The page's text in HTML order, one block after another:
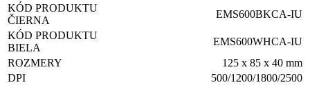
KÓD PRODUKTU
ČIERNA
EMS600BKCA-IU
KÓD PRODUKTU
BIELA
EMS600WHCA-IU
ROZMERY
125 x 85 x 40 mm
DPI
500/1200/1800/2500